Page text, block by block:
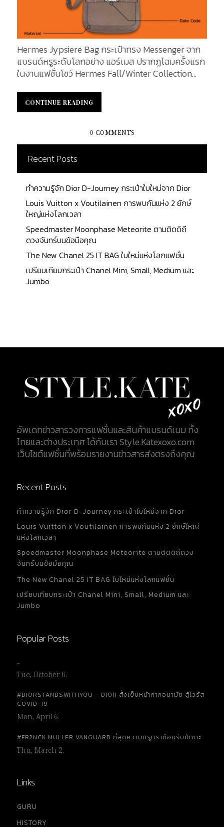
Hermes Jypsiere Bag กระเป๋าทรง Messenger จาก
แบรนด์หรูระดับโลกอย่าง แอร์เมส ปรากฏโฉมครั้งแรก
ในงานแฟชั่นโชว์ Hermes Fall/Winter Collection
โกลติเยร์) ได้รับแรงบันดาลใจมาจากธรรมชาติ
ออกแบบ ดัดแปลง สร้างสรรค์กระเป๋าแบบดั้งเดิมให้ดู
ดีไซน์มาอย่างสวยงามและสมบูรณ์แบบ วันนี้เราจะพา
เจาะลึกชิ้นส่วน Anatomy of Bag ของกระเป๋าสุดหรูรุ่น
นี้ ว่ามีส่วนประกอบอะไรบ้างก่อนจะมาเป็นกระเป๋า 1 ใบที่
เต็มไปด้วยเรื่องราวที่น่าสนใจ...
CONTINUE READING
CONTINUE READING
0 COMMENTS
Recent Posts
ทำความรู้จัก Dior D-Journey กระเป๋าใบใหม่จาก Dior
Louis Vuitton x Voutilainen การพบกันแห่ง 2 ยักษ์
ใหญ่แห่งโลกเวลา
Speedmaster Moonphase Meteorite ตามติดดิถี
ดวงจันทร์บนข้อมือคุณ
The New Chanel 25 IT BAG ใบใหม่แห่งโลกแฟชั่น
เปรียบเทียบกระเป๋า Chanel Mini, Small, Medium และ
Jumbo
อัพเดทข่าวสารวงการแฟชั่นและสินค้าแบรนด์เนม ทั้ง
ไทยและต่างประเทศ ได้กับเรา Style.Katexoxo.com
เว็บไซต์แฟชั่นที่พร้อมรายงานข่าวสารส่งตรงถึงคุณ
Recent Posts
ทำความรู้จัก Dior D-Journey กระเป๋าใบใหม่จาก Dior
Louis Vuitton x Voutilainen การพบกันแห่ง 2 ยักษ์ใหญ่
แห่งโลกเวลา
Speedmaster Moonphase Meteorite ตามติดดิถีดวง
จันทร์บนข้อมือคุณ
The New Chanel 25 IT BAG ใบใหม่แห่งโลกแฟชั่น
เปรียบเทียบกระเป๋า Chanel Mini, Small, Medium และ
Jumbo
Popular Posts
…
Tue, October 6.
#DIORSTANDSWITHYOU – DIOR สั่งเย็บหน้ากากอนามัย สู้ไวรัส
COVID-19
Mon, April 6.
#FR2NCK MULLER VANGUARD ที่สุดความหรูหราต้อนรับปีเถาะ
Thu, March 2.
Links
GURU
HISTORY